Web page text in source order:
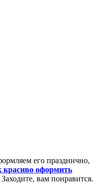
его празднично,
красиво оформить
Заходите, вам понравится.